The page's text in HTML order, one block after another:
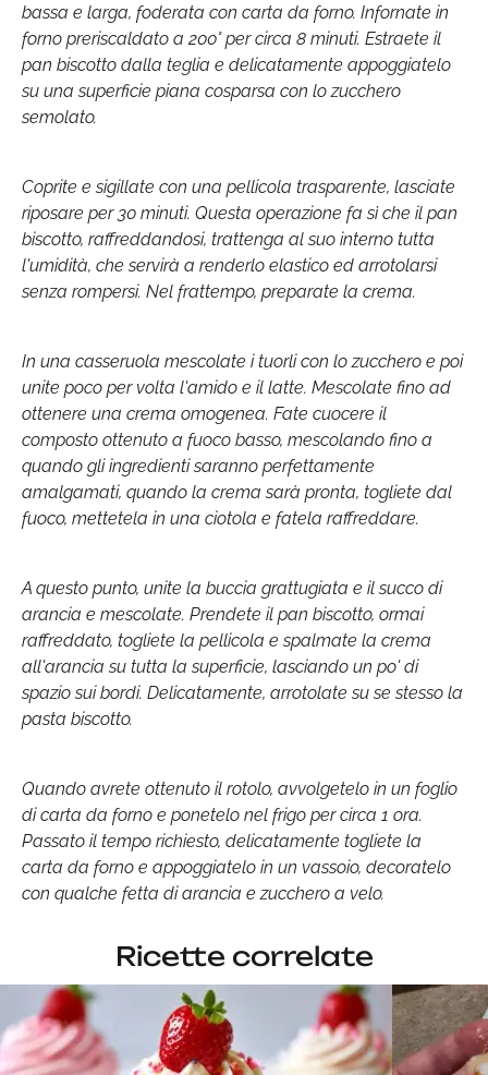
bassa e larga, foderata con carta da forno. Infornate in
forno preriscaldato a 200° per circa 8 minuti. Estraete il
pan biscotto dalla teglia e delicatamente appoggiatelo
su una superficie piana cosparsa con lo zucchero
semolato.
Coprite e sigillate con una pellicola trasparente, lasciate
riposare per 30 minuti. Questa operazione fa sì che il pan
biscotto, raffreddandosi, trattenga al suo interno tutta
l'umidità, che servirà a renderlo elastico ed arrotolarsi
senza rompersi. Nel frattempo, preparate la crema.
In una casseruola mescolate i tuorli con lo zucchero e poi
unite poco per volta l'amido e il latte. Mescolate fino ad
ottenere una crema omogenea. Fate cuocere il
composto ottenuto a fuoco basso, mescolando fino a
quando gli ingredienti saranno perfettamente
amalgamati, quando la crema sarà pronta, togliete dal
fuoco, mettetela in una ciotola e fatela raffreddare.
A questo punto, unite la buccia grattugiata e il succo di
arancia e mescolate. Prendete il pan biscotto, ormai
raffreddato, togliete la pellicola e spalmate la crema
all'arancia su tutta la superficie, lasciando un po' di
spazio sui bordi. Delicatamente, arrotolate su se stesso la
pasta biscotto.
Quando avrete ottenuto il rotolo, avvolgetelo in un foglio
di carta da forno e ponetelo nel frigo per circa 1 ora.
Passato il tempo richiesto, delicatamente togliete la
carta da forno e appoggiatelo in un vassoio, decoratelo
con qualche fetta di arancia e zucchero a velo.
Ricette correlate